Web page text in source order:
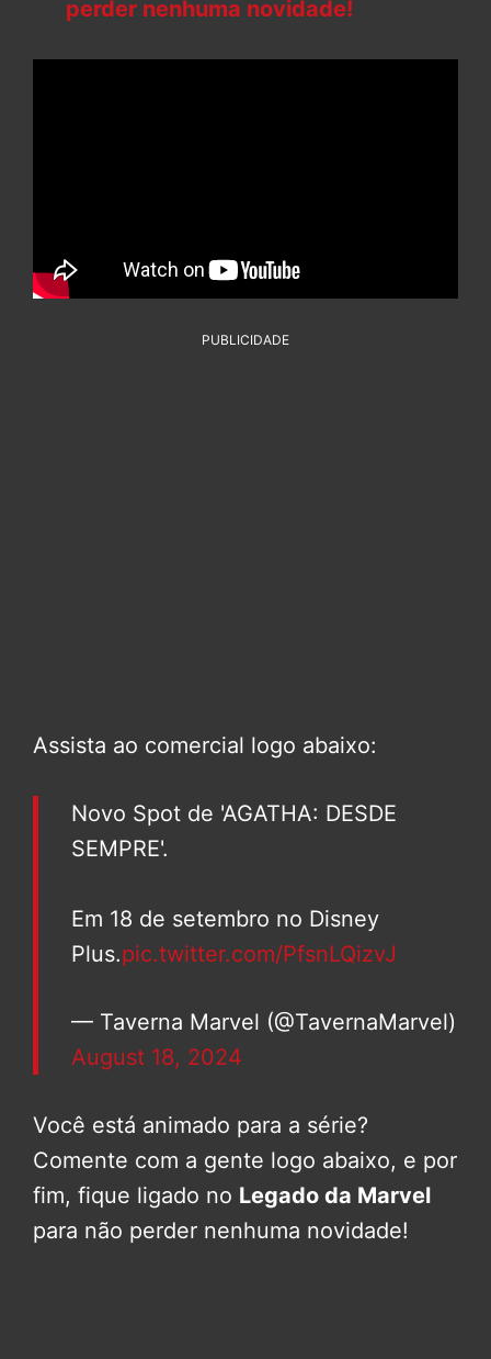
perder nenhuma novidade!
PUBLICIDADE
Assista ao comercial logo abaixo:
Novo Spot de 'AGATHA: DESDE
SEMPRE'.
Em 18 de setembro no Disney
Plus.pic.twitter.com/PfsnLQizvJ
— Taverna Marvel (@TavernaMarvel)
August 18, 2024
Você está animado para a série?
Comente com a gente logo abaixo, e por
fim, fique ligado no Legado da Marvel
para não perder nenhuma novidade!